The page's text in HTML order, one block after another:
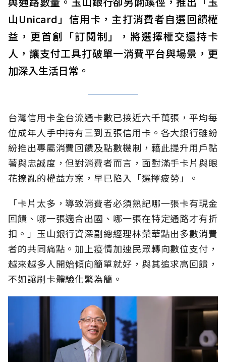
山Unicard」信用卡，主打消費者自選回饋權
益，更首創「訂閱制」，將選擇權交還持卡
人，讓支付工具打破單一消費平台與場景，更
加深入生活日常。
台灣信用卡全台流通卡數已接近六千萬張，平均每
位成年人手中持有三到五張信用卡。各大銀行雖紛
紛推出專屬消費回饋及點數機制，藉此提升用戶黏
著與忠誠度，但對消費者而言，面對滿手卡片與眼
花撩亂的權益方案，早已陷入「選擇疲勞」。
「卡片太多，導致消費者必須熟記哪一張卡有現金
回饋、哪一張適合出國、哪一張在特定通路才有折
扣。」玉山銀行資深副總經理林榮華點出多數消費
者的共同痛點。加上疫情加速民眾轉向數位支付，
越來越多人開始傾向簡單就好，與其追求高回饋，
不如讓刷卡體驗化繁為簡。